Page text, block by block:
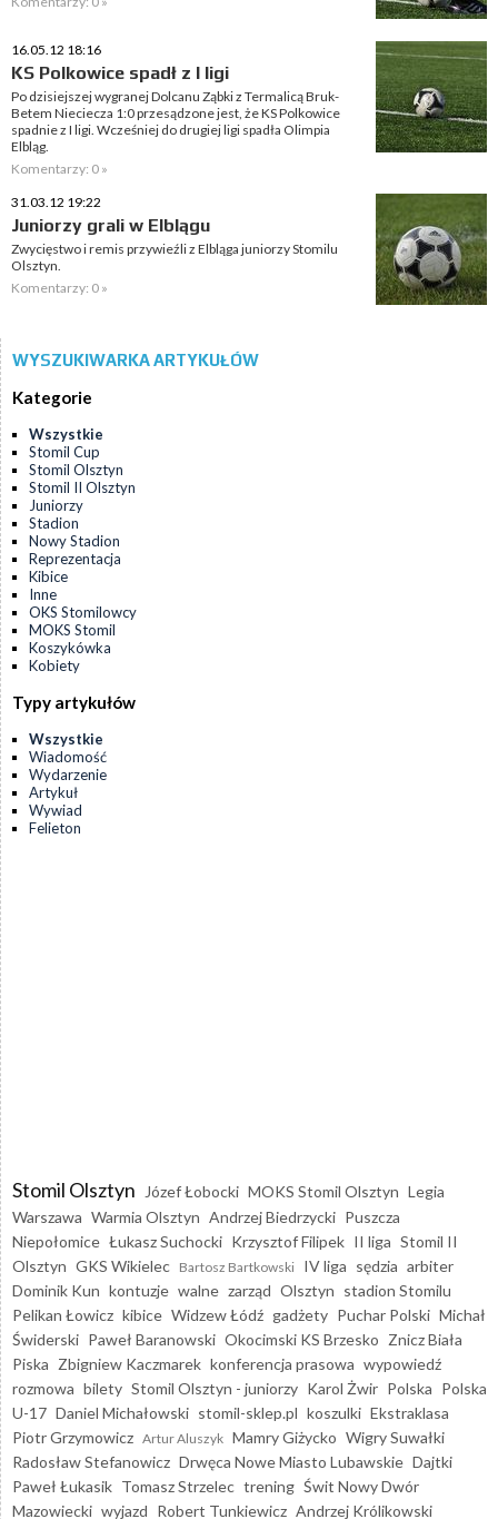
16.05.12 18:16
KS Polkowice spadł z I ligi
Po dzisiejszej wygranej Dolcanu Ząbki z Termalicą Bruk-
Betem Nieciecza 1:0 przesądzone jest, że KS Polkowice
spadnie z I ligi. Wcześniej do drugiej ligi spadła Olimpia
Elbląg.
Komentarzy: 0 »
31.03.12 19:22
Juniorzy grali w Elblągu
Zwycięstwo i remis przywieźli z Elbląga juniorzy Stomilu
Olsztyn.
Komentarzy: 0 »
WYSZUKIWARKA ARTYKUŁÓW
Kategorie
Wszystkie
Stomil Cup
Stomil Olsztyn
Stomil II Olsztyn
Juniorzy
Stadion
Nowy Stadion
Reprezentacja
Kibice
Inne
OKS Stomilowcy
MOKS Stomil
Koszykówka
Kobiety
Typy artykułów
Wszystkie
Wiadomość
Wydarzenie
Artykuł
Wywiad
Felieton
Stomil Olsztyn Józef Łobocki MOKS Stomil Olsztyn Legia
Warszawa Warmia Olsztyn Andrzej Biedrzycki Puszcza
Niepołomice Łukasz Suchocki Krzysztof Filipek II liga Stomil II
Olsztyn GKS Wikielec Bartosz Bartkowski IV liga sędzia arbiter
Dominik Kun kontuzje walne zarząd Olsztyn stadion Stomilu
Pelikan Łowicz kibice Widzew Łódź gadżety Puchar Polski Michał
Świderski Paweł Baranowski Okocimski KS Brzesko Znicz Biała
Piska Zbigniew Kaczmarek konferencja prasowa wypowiedź
rozmowa bilety Stomil Olsztyn - juniorzy Karol Żwir Polska Polska
U-17 Daniel Michałowski stomil-sklep.pl koszulki Ekstraklasa
Piotr Grzymowicz Artur Aluszyk Mamry Giżycko Wigry Suwałki
Radosław Stefanowicz Drwęca Nowe Miasto Lubawskie Dajtki
Paweł Łukasik Tomasz Strzelec trening Świt Nowy Dwór
Mazowiecki wyjazd Robert Tunkiewicz Andrzej Królikowski